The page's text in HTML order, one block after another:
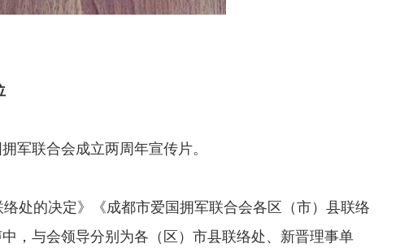
军联合会成立两周年宣传片。
处的决定》《成都市爱国拥军联合会各区（市）县联络
，与会领导分别为各（区）市县联络处、新晋理事单